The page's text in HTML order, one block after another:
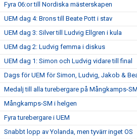
Fyra 06:or till Nordiska mästerskapen
UEM dag 4: Brons till Beate Pott i stav
UEM dag 3: Silver till Ludvig Ellgren i kula
UEM dag 2: Ludvig femma i diskus
UEM dag 1: Simon och Ludvig vidare till final
Dags för UEM för Simon, Ludvig, Jakob &
Medalj till alla turebergare på Mångkamps-SM
Mångkamps-SM i helgen
Fyra turebergare i UEM
Snabbt lopp av Yolanda, men tyvärr inget OS